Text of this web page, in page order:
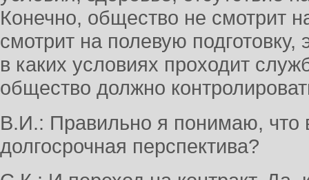
Конечно, общество не смотрит
смотрит на полевую
в каких условиях проходит
общество должно
В.И.: Правильно я понимаю,
долгосрочная перспектива?